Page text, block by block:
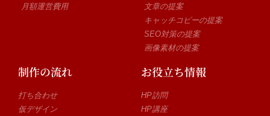
月額運営費用
文章の提案
キャッチコピーの提案
SEO対策の提案
画像素材の提案
制作の流れ
打ち合わせ
仮デザイン
お役立ち情報
HP訪問
HP講座